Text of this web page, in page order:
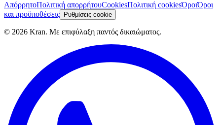
ΑπόρρητοΠολιτική απορρήτουCookiesΠολιτική cookiesΌροιΌροι
και προϋποθέσεις
Ρυθμίσεις cookie
© 2026 Kran. Με επιφύλαξη παντός δικαιώματος.